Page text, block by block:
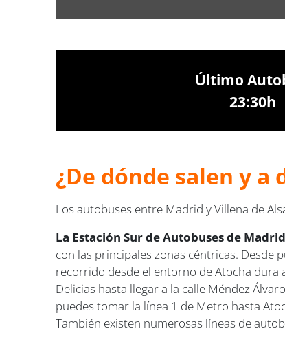
Último
23:30h
¿De dónde salen y
Los autobuses entre Madrid y Villena de
La Estación Sur de Autobuses de Madrid
con las principales zonas céntricas. Desde
recorrido desde el entorno de Atocha dura
Delicias hasta llegar a la calle Méndez
puedes tomar la línea 1 de Metro hasta
También existen numerosas líneas de